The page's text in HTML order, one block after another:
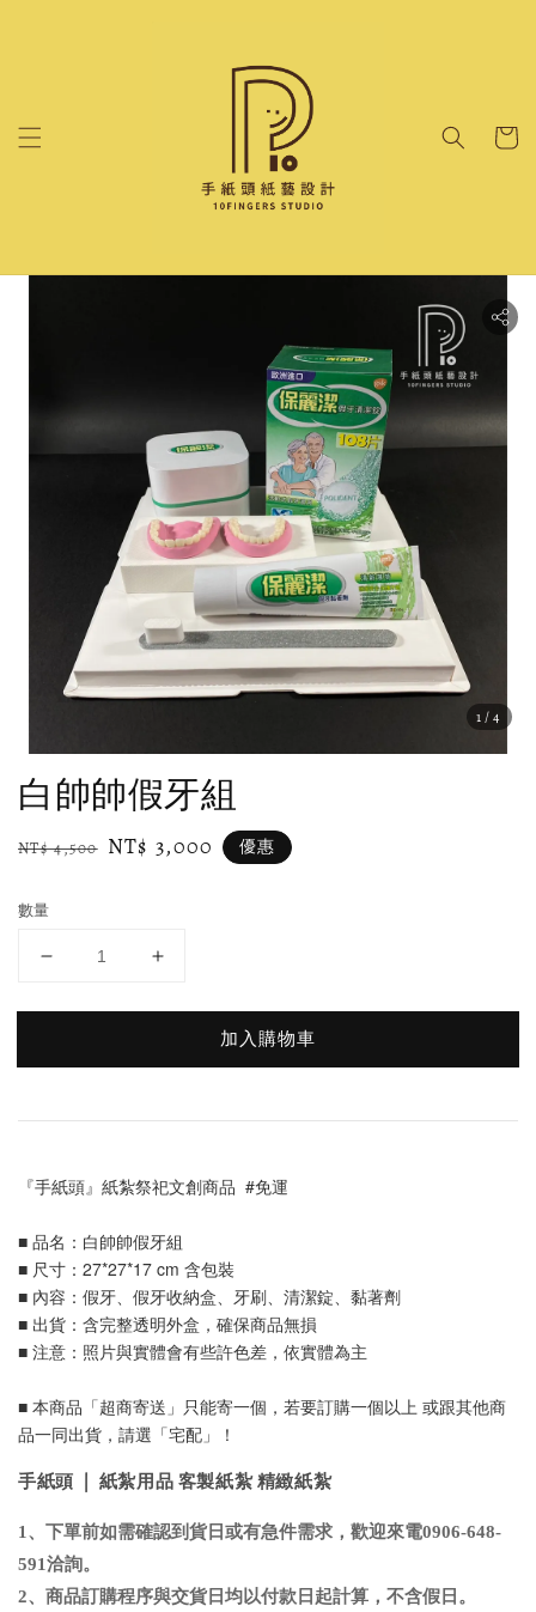
1/4
白帥帥假牙組
Regular
NT$ 4,500 Sale
NT$ 3,000 優惠
數量
加入購物車
『手紙頭』紙紮祭祀文創商品  #免運
■ 品名：白帥帥假牙組
■ 尺寸：27*27*17 cm 含包裝
■ 內容：假牙、假牙收納盒、牙刷、清潔錠、黏著劑
■ 出貨：含完整透明外盒，確保商品無損
■ 注意：照片與實體會有些許色差，依實體為主
■ 本商品「超商寄送」只能寄一個，若要訂購一個以上 或跟其他商
品一同出貨，請選「宅配」！
手紙頭 | 紙紮用品 客製紙紮 精緻紙紮
1、下單前如需確認到貨日或有急件需求，歡迎來電0906-648-
591洽詢。
2、商品訂購程序與交貨日均以付款日起計算，不含假日 。